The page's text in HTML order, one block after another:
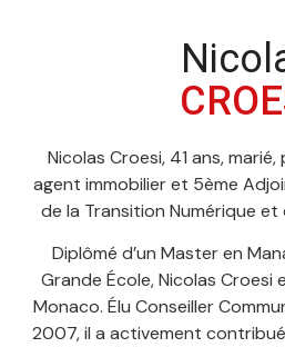
Nicolas Croesi, 41 ans,
agent immobilier et 5ème
de la Transition Numérique et
Diplômé d’un Master en
Grande École, Nicolas Croesi
Monaco. Élu Conseiller
2007, il a activement